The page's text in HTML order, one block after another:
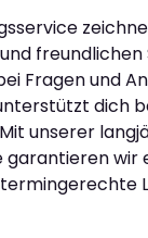
freundlichen
Fragen und
dich
unserer
garantieren wir